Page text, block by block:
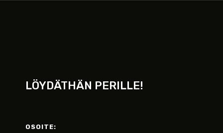
LÖYDÄTHÄN PERILLE!
OSOITE: